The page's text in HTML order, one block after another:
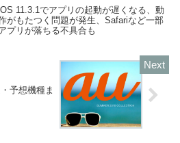
11.3.1でアプリの起動が遅くなる、動
がもたつく問題が発生、Safariなど一部
プリが落ちる不具合も
予想機種ま